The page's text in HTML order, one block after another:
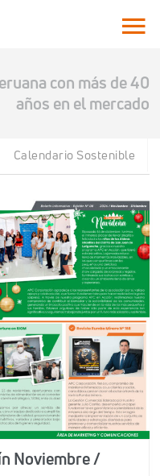
con más de 40
años en el mercado
Calendario Sostenible
Noviembre /